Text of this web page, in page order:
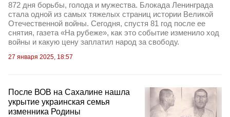
872 дня борьбы, голода и мужества. Блокада Ленинграда
стала одной из самых тяжелых страниц истории Великой
Отечественной войны. Сегодня, спустя 81 год после ее
снятия, газета «На рубеже», как это событие изменило ход
войны и какую цену заплатил народ за свободу.
27 января 2025, 18:57
После ВОВ на Сахалине нашла
укрытие украинская семья
изменника Родины